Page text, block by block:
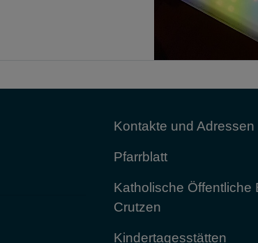
Kontakte und Adressen
Pfarrblatt
Katholische Öffentliche
Crutzen
Kindertagesstätten